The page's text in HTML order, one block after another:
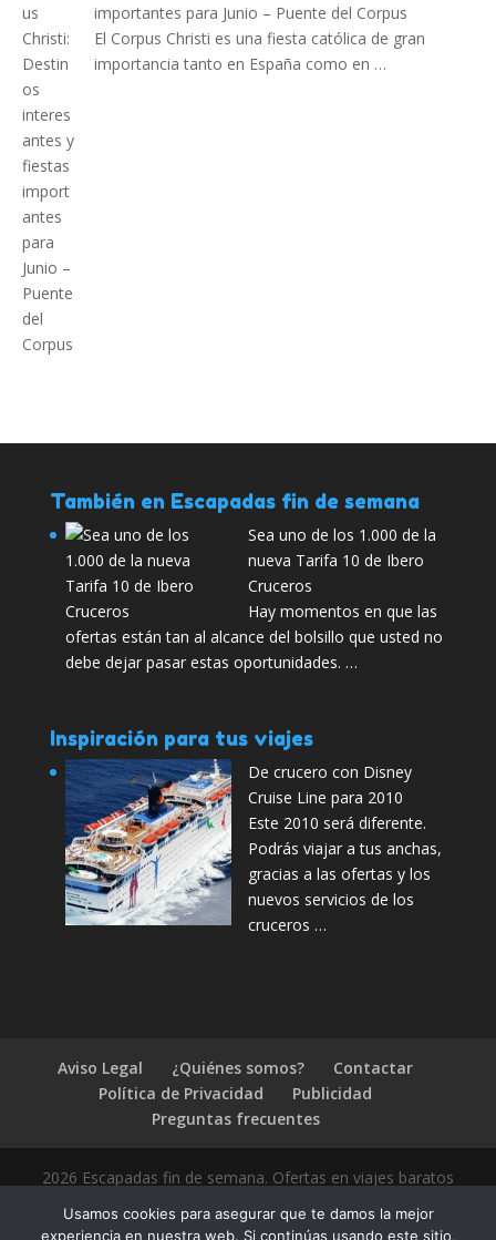
importantes para Junio – Puente del Corpus
El Corpus Christi es una fiesta católica de gran
importancia tanto en España como en …
También en Escapadas fin de semana
Sea uno de los 1.000 de la
nueva Tarifa 10 de Ibero
Cruceros
Hay momentos en que las
ofertas están tan al alcance del bolsillo que usted no
debe dejar pasar estas oportunidades. …
Inspiración para tus viajes
De crucero con Disney
Cruise Line para 2010
Este 2010 será diferente.
Podrás viajar a tus anchas,
gracias a las ofertas y los
nuevos servicios de los
cruceros …
Aviso Legal ¿Quiénes somos?
Contactar
Política de Privacidad
Publicidad
Preguntas frecuentes
2026 Escapadas fin de semana. Ofertas en viajes baratos
Usamos cookies para asegurar que te damos la mejor
experiencia en nuestra web. Si continúas usando este sitio,